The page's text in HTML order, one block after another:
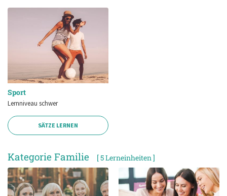
Sport
Lernniveau schwer
SÄTZE LERNEN
Kategorie Familie [ 5 Lerneinheiten ]